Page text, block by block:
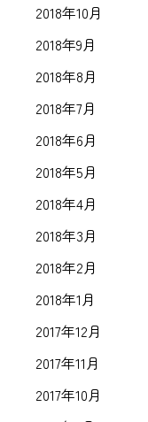
2018年10月
2018年9月
2018年8月
2018年7月
2018年6月
2018年5月
2018年4月
2018年3月
2018年2月
2018年1月
2017年12月
2017年11月
2017年10月